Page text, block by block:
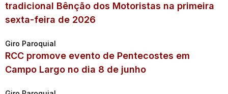
tradicional Bênção dos Motoristas na primeira
sexta-feira de 2026
Giro Paroquial
RCC promove evento de Pentecostes em
Campo Largo no dia 8 de junho